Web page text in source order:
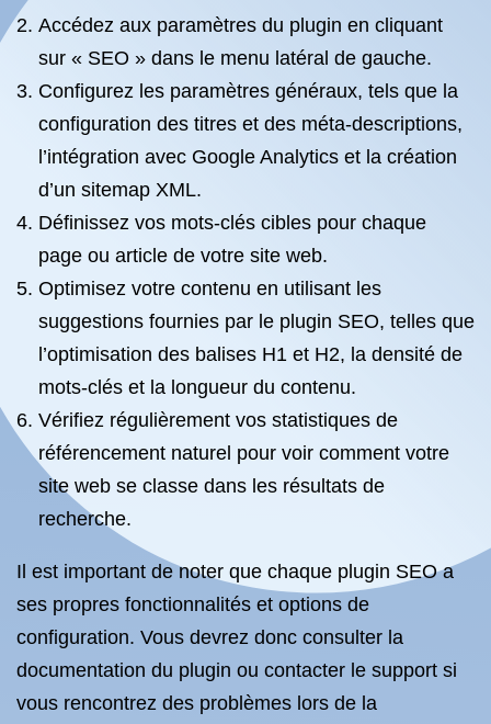
Accédez aux paramètres du plugin en cliquant
sur « SEO » dans le menu latéral de gauche.
Configurez les paramètres généraux, tels que la
configuration des titres et des méta-descriptions,
l’intégration avec Google Analytics et la création
d’un sitemap XML.
Définissez vos mots-clés cibles pour chaque
page ou article de votre site web.
Optimisez votre contenu en utilisant les
suggestions fournies par le plugin SEO, telles que
l’optimisation des balises H1 et H2, la densité de
mots-clés et la longueur du contenu.
Vérifiez régulièrement vos statistiques de
référencement naturel pour voir comment votre
site web se classe dans les résultats de
recherche.
Il est important de noter que chaque plugin SEO a
ses propres fonctionnalités et options de
configuration. Vous devrez donc consulter la
documentation du plugin ou contacter le support si
vous rencontrez des problèmes lors de la